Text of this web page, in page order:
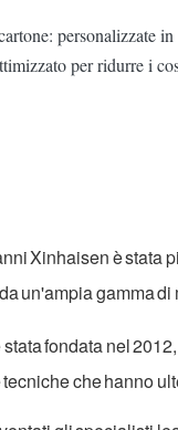
personalizzate
per ridurre i
Xinhaisen è stata
un'ampia gamma
fondata nel
che hanno